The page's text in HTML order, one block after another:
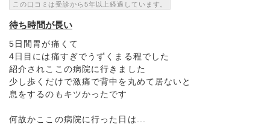
この口コミは受診から5年以上経過しています。
待ち時間が長い
5日間胃が痛くて
4日目には痛すぎでうずくまる程でした
紹介されここの病院に行きました
少し歩くだけで激痛で背中を丸めて居ないと
息をするのもキツかったです
何故かここの病院に行った日は...